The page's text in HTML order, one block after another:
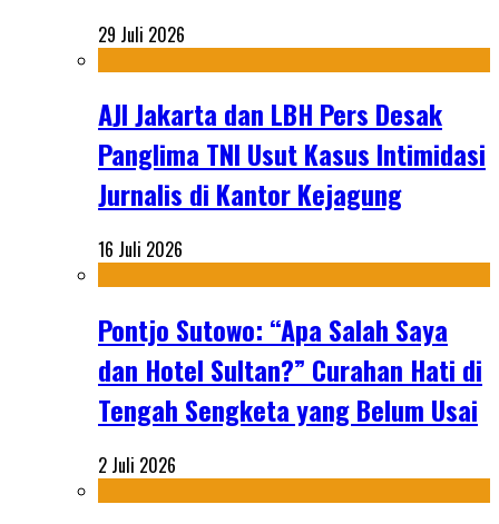
29 Juli 2026
AJI Jakarta dan LBH Pers Desak
Panglima TNI Usut Kasus Intimidasi
Jurnalis di Kantor Kejagung
16 Juli 2026
Pontjo Sutowo: “Apa Salah Saya
dan Hotel Sultan?” Curahan Hati di
Tengah Sengketa yang Belum Usai
2 Juli 2026